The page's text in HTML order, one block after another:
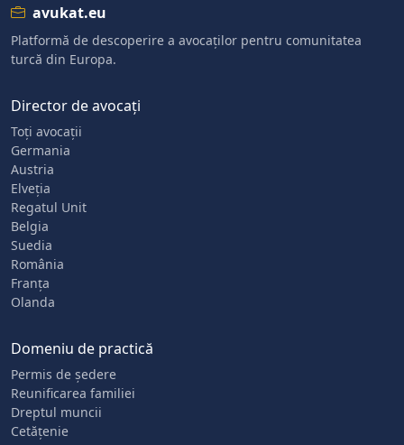
avukat.eu
Platformă de descoperire a avocaților pentru comunitatea
turcă din Europa.
Director de avocați
Toți avocații
Germania
Austria
Elveția
Regatul Unit
Belgia
Suedia
România
Franța
Olanda
Domeniu de practică
Permis de ședere
Reunificarea familiei
Dreptul muncii
Cetățenie